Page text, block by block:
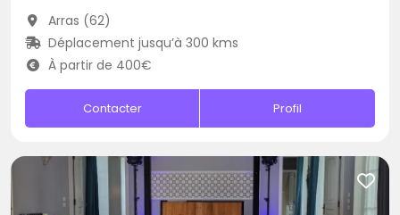
Arras (62)
Déplacement jusqu’à 300 kms
À partir de 400€
Contacter Profil